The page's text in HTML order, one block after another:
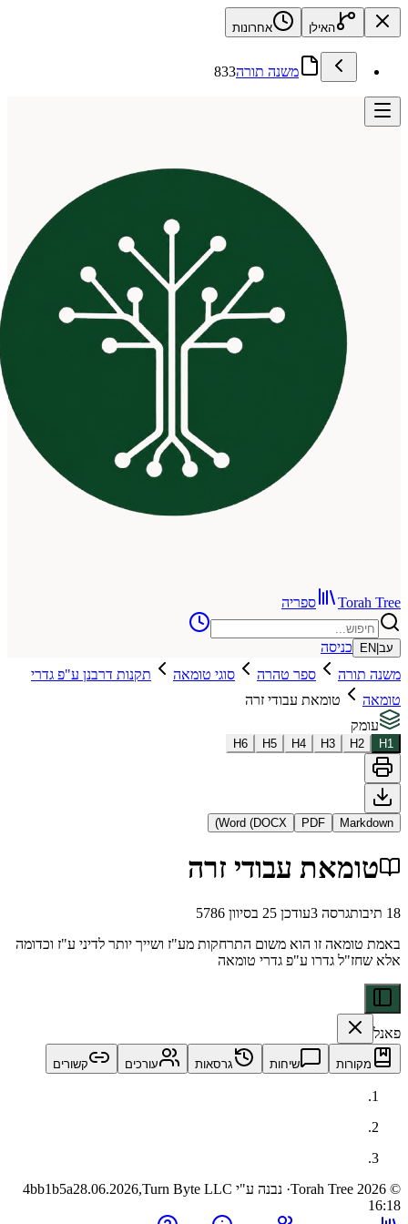
האילן אחרונות
משנה תורה833
ספריה
כניסה
ספר טהרה סוגי טומאה
תקנות דרבנן ע"פ גדרי
טומאת עבודי זרה
H3
H4
H5
H6
PDF
Word (DOCX)
עבודי זרה
גרסה 3עודכן 25 בסיוון 5786
זו הוא משום התרחקות מע"ז ושייך יותר לדיני ע"ז וכדומה
גדרו ע"פ גדרי טומאה
שיחות גרסאות עורכים קשורים
· נבנה ע"י Turn Byte LLC 4bb1b5a28.06.2026,